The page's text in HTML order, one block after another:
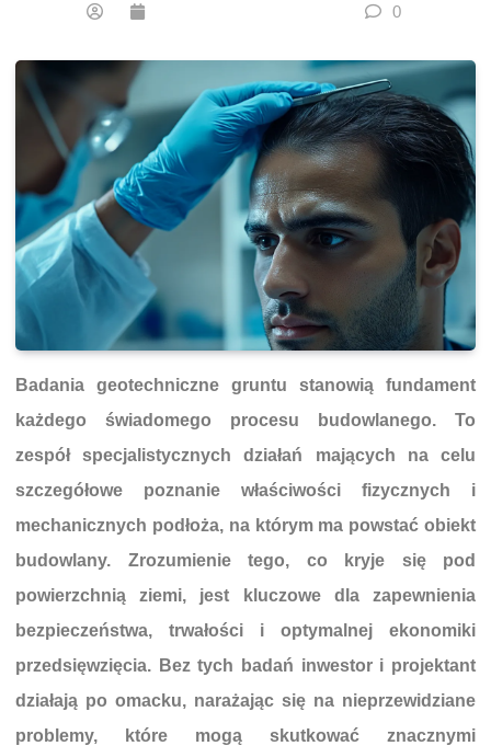
0
Badania geotechniczne gruntu stanowią fundament
każdego świadomego procesu budowlanego. To
zespół specjalistycznych działań mających na celu
szczegółowe poznanie właściwości fizycznych i
mechanicznych podłoża, na którym ma powstać obiekt
budowlany. Zrozumienie tego, co kryje się pod
powierzchnią ziemi, jest kluczowe dla zapewnienia
bezpieczeństwa, trwałości i optymalnej ekonomiki
przedsięwzięcia. Bez tych badań inwestor i projektant
działają po omacku, narażając się na nieprzewidziane
problemy, które mogą skutkować znacznymi